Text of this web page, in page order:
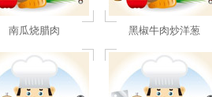
南瓜烧腊肉 黑椒牛肉炒洋葱